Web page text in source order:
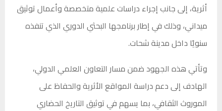
أثرية، إلى جانب إجراء دراسات علمية متخصصة وأعمال توثيق
ميداني، وذلك في إطار برنامجها البحثي الدوري الذي تنفذه
سنويًا داخل مدينة شحات.
وتأتي هذه الجهود ضمن مسار التعاون العلمي الدولي،
الهادف إلى دعم دراسة المواقع الأثرية والحفاظ على
الموروث الثقافي، بما يسهم في توثيق التاريخ الحضاري